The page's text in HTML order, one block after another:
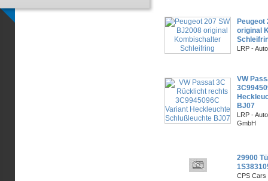
Peugeot
original
LRP -
VW
BJ07
LRP -
GmbH
29900
CPS Cars